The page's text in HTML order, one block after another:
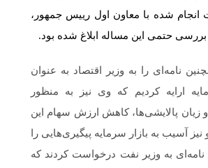
انجام شده با معاون اول رییس جمهور،
حتمی این مساله ابلاغ شده بود.
نامه‌ای را به وزیر اقتصاد به عنوان
ارایه کردیم که وی نیز به منظور
زیان پالایشی‌ها، کاهش ارزش سهام این
آسیب به بازار سرمایه پیگیری‌هایی را
نامه‌ای به وزیر نفت درخواست کردند که